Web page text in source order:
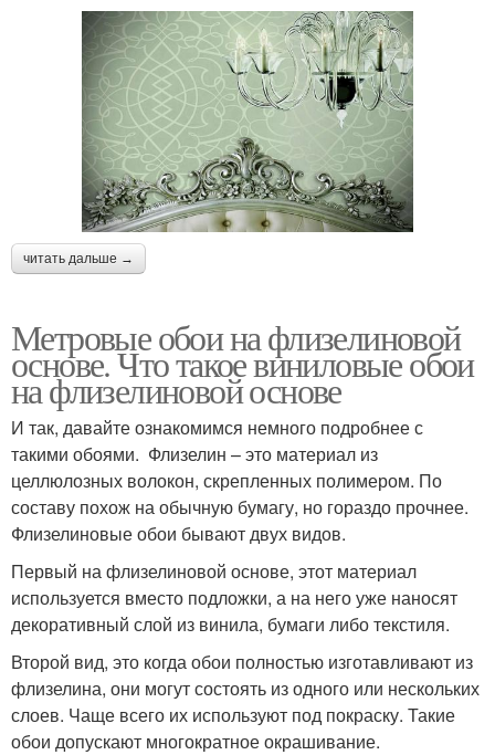
читать дальше →
Метровые обои на флизелиновой
основе. Что такое виниловые обои
на флизелиновой основе
И так, давайте ознакомимся немного подробнее с
такими обоями. Флизелин – это материал из
целлюлозных волокон, скрепленных полимером. По
составу похож на обычную бумагу, но гораздо прочнее.
Флизелиновые обои бывают двух видов.
Первый на флизелиновой основе, этот материал
используется вместо подложки, а на него уже наносят
декоративный слой из винила, бумаги либо текстиля.
Второй вид, это когда обои полностью изготавливают из
флизелина, они могут состоять из одного или нескольких
слоев. Чаще всего их используют под покраску. Такие
обои допускают многократное окрашивание.